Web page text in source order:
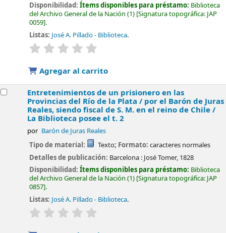
Disponibilidad:Ítems disponibles para préstamo: Biblioteca
del Archivo General de la Nación (1) Signatura topográfica: JAP
0059 .
Listas: José A. Pillado - Biblioteca.
valoración
Agregar al carrito
Entretenimientos de un prisionero en las
Provincias del Río de la Plata / por el Barón de Juras
Reales, siendo fiscal de S. M. en el reino de Chile /
La Biblioteca posee el t. 2
por Barón de Juras Reales
Tipo de material: Texto; Formato: caracteres normales
Detalles de publicación: Barcelona : José Tomer, 1828
Disponibilidad:Ítems disponibles para préstamo: Biblioteca
del Archivo General de la Nación (1) Signatura topográfica: JAP
0857 .
Listas: José A. Pillado - Biblioteca.
valoración